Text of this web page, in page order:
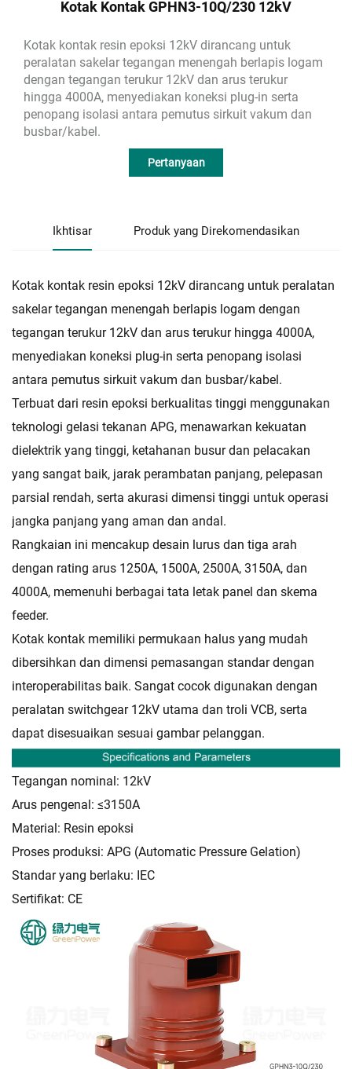
Kotak Kontak GPHN3-10Q/230 12kV
Kotak kontak resin epoksi 12kV dirancang untuk
peralatan sakelar tegangan menengah berlapis logam
dengan tegangan terukur 12kV dan arus terukur
hingga 4000A, menyediakan koneksi plug-in serta
penopang isolasi antara pemutus sirkuit vakum dan
busbar/kabel.
Pertanyaan
Ikhtisar Produk yang Direkomendasikan
Kotak kontak resin epoksi 12kV dirancang untuk peralatan
sakelar tegangan menengah berlapis logam dengan
tegangan terukur 12kV dan arus terukur hingga 4000A,
menyediakan koneksi plug-in serta penopang isolasi
antara pemutus sirkuit vakum dan busbar/kabel.
Terbuat dari resin epoksi berkualitas tinggi menggunakan
teknologi gelasi tekanan APG, menawarkan kekuatan
dielektrik yang tinggi, ketahanan busur dan pelacakan
yang sangat baik, jarak perambatan panjang, pelepasan
parsial rendah, serta akurasi dimensi tinggi untuk operasi
jangka panjang yang aman dan andal.
Rangkaian ini mencakup desain lurus dan tiga arah
dengan rating arus 1250A, 1500A, 2500A, 3150A, dan
4000A, memenuhi berbagai tata letak panel dan skema
feeder.
Kotak kontak memiliki permukaan halus yang mudah
dibersihkan dan dimensi pemasangan standar dengan
interoperabilitas baik. Sangat cocok digunakan dengan
peralatan switchgear 12kV utama dan troli VCB, serta
dapat disesuaikan sesuai gambar pelanggan.
Tegangan nominal: 12kV
Arus pengenal: ≤3150A
Material: Resin epoksi
Proses produksi: APG (Automatic Pressure Gelation)
Standar yang berlaku: IEC
Sertifikat: CE